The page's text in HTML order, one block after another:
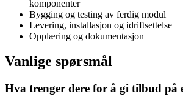
komponenter
Bygging og testing av ferdig modul
Levering, installasjon og idriftsettelse
Opplæring og dokumentasjon
Vanlige spørsmål
Hva trenger dere for å gi tilbud på